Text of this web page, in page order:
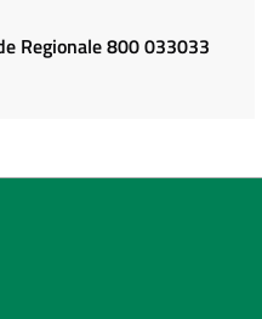
Regionale 800 033033